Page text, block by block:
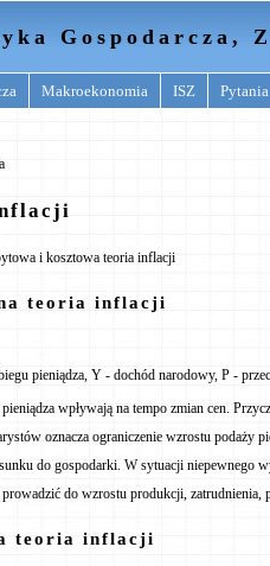
Gospodarcza,
Makroekonomia ISZ Pytania
i kosztowa teoria inflacji
teoria inflacji
pieniądza, Y - dochód narodowy, P -
wpływają na tempo zmian cen.
oznacza ograniczenie wzrostu podaży
do gospodarki. W sytuacji niepewnego
prowadzić do wzrostu produkcji, zatrudnienia,
teoria inflacji